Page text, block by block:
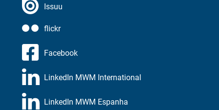
Issuu
flickr
Facebook
LinkedIn MWM International
LinkedIn MWM Espanha